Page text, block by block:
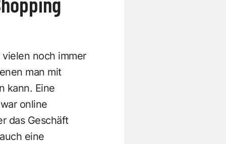
noch immer
man mit
kann. Eine
online
das Geschäft
eine